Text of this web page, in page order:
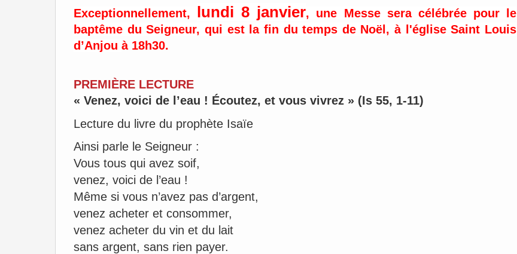
Exceptionnellement, lundi 8 janvier, une Messe sera célébrée pour le
baptême du Seigneur, qui est la fin du temps de Noël, à l'église Saint Louis
d’Anjou à 18h30.
PREMIÈRE LECTURE
« Venez, voici de l’eau ! Écoutez, et vous vivrez » (Is 55, 1-11)
Lecture du livre du prophète Isaïe
Ainsi parle le Seigneur :
Vous tous qui avez soif,
venez, voici de l’eau !
Même si vous n’avez pas d’argent,
venez acheter et consommer,
venez acheter du vin et du lait
sans argent, sans rien payer.